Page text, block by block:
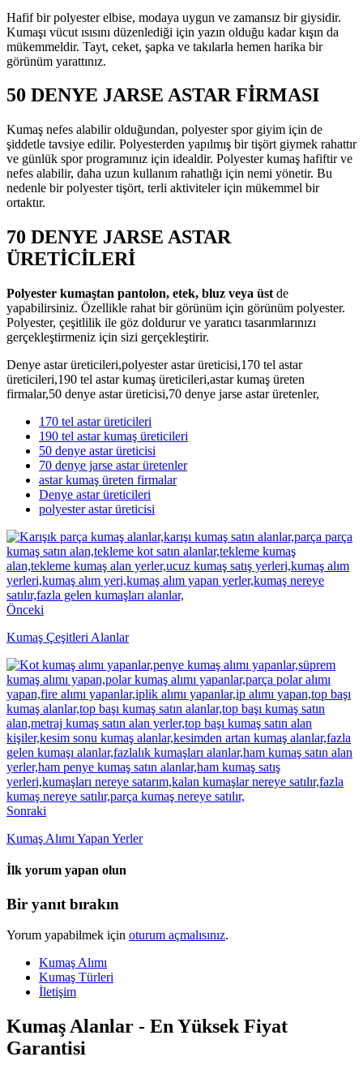
Hafif bir polyester elbise, modaya uygun ve zamansız bir giysidir.
Kumaşı vücut ısısını düzenlediği için yazın olduğu kadar kışın da
mükemmeldir. Tayt, ceket, şapka ve takılarla hemen harika bir
görünüm yarattınız.
50 DENYE JARSE ASTAR FİRMASI
Kumaş nefes alabilir olduğundan, polyester spor giyim için de
şiddetle tavsiye edilir. Polyesterden yapılmış bir tişört giymek rahattır
ve günlük spor programınız için idealdir. Polyester kumaş hafiftir ve
nefes alabilir, daha uzun kullanım rahatlığı için nemi yönetir. Bu
nedenle bir polyester tişört, terli aktiviteler için mükemmel bir
ortaktır.
70 DENYE JARSE ASTAR
ÜRETİCİLERİ
Polyester kumaştan pantolon, etek, bluz veya üst de
yapabilirsiniz. Özellikle rahat bir görünüm için görünüm polyester.
Polyester, çeşitlilik ile göz doldurur ve yaratıcı tasarımlarınızı
gerçekleştirmeniz için sizi gerçekleştirir.
Denye astar üreticileri,polyester astar üreticisi,170 tel astar
üreticileri,190 tel astar kumaş üreticileri,astar kumaş üreten
firmalar,50 denye astar üreticisi,70 denye jarse astar üretenler,
170 tel astar üreticileri
190 tel astar kumaş üreticileri
50 denye astar üreticisi
70 denye jarse astar üretenler
astar kumaş üreten firmalar
Denye astar üreticileri
polyester astar üreticisi
Önceki
Kumaş Çeşitleri Alanlar
Sonraki
Kumaş Alımı Yapan Yerler
İlk yorum yapan olun
Bir yanıt bırakın
Yorum yapabilmek için oturum açmalısınız.
Kumaş Alımı
Kumaş Türleri
İletişim
Kumaş Alanlar - En Yüksek Fiyat
Garantisi